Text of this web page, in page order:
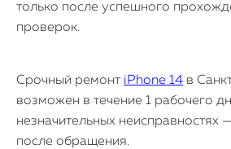
только после успешного
проверок.
Срочный ремонт iPhone 14 в
возможен в течение 1 рабочего
незначительных неисправностях
после обращения.